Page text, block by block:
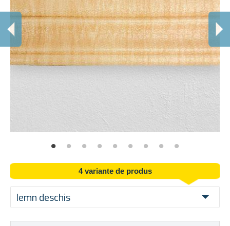
4 variante de produs
lemn deschis